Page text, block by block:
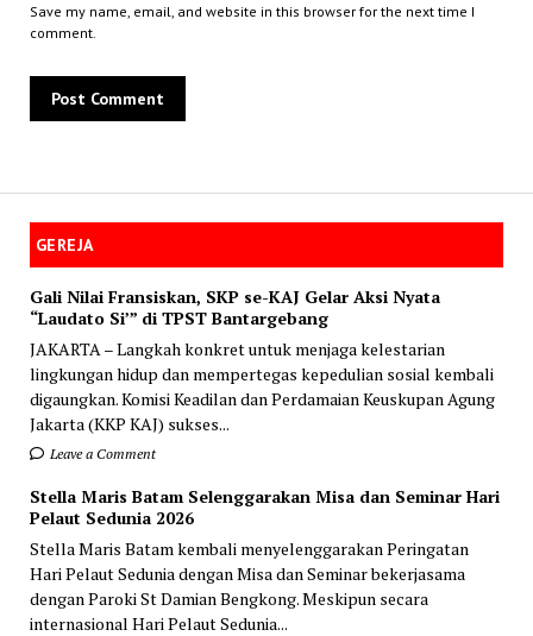
GEREJA
Gali Nilai Fransiskan, SKP se-KAJ Gelar Aksi Nyata
“Laudato Si’” di TPST Bantargebang
JAKARTA – Langkah konkret untuk menjaga kelestarian
lingkungan hidup dan mempertegas kepedulian sosial kembali
digaungkan. Komisi Keadilan dan Perdamaian Keuskupan Agung
Jakarta (KKP KAJ) sukses...
Leave a Comment
Stella Maris Batam Selenggarakan Misa dan Seminar Hari
Pelaut Sedunia 2026
Stella Maris Batam kembali menyelenggarakan Peringatan
Hari Pelaut Sedunia dengan Misa dan Seminar bekerjasama
dengan Paroki St Damian Bengkong. Meskipun secara
internasional Hari Pelaut Sedunia...
Save my name, email, and website in this browser for the next time I
comment.